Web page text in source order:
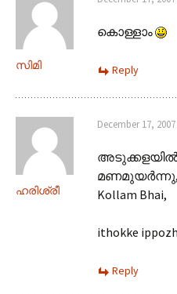
സിമി
കൊള്ളാം
Reply
ഹരിശ്രീ
December 17,
Kollam Bhai,
ithokke
Reply